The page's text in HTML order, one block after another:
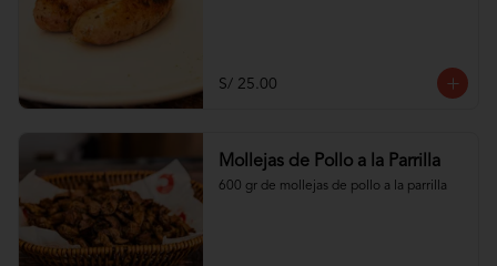
S/ 25.00
Mollejas de Pollo a la Parrilla
600 gr de mollejas de pollo a la parrilla